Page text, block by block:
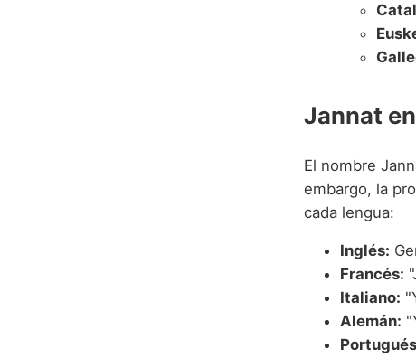
Jannat
El nombre
embargo, la
cada lengua:
Inglés:
Francés:
Italiano:
Alemán: